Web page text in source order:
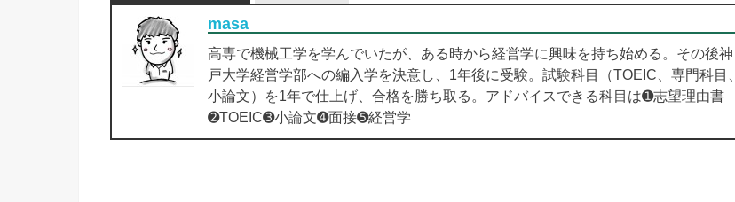
masa
高専で機械工学を学んでいたが、ある時から経営学に興味を持ち始める。その後神
戸大学経営学部への編入学を決意し、1年後に受験。試験科目（TOEIC、専門科目、
小論文）を1年で仕上げ、合格を勝ち取る。アドバイスできる科目は➊志望理由書
➋TOEIC➌小論文➍面接➎経営学